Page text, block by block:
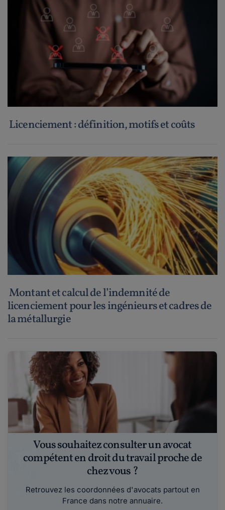
Licenciement : définition, motifs et coûts
Montant et calcul de l’indemnité de
licenciement pour les ingénieurs et cadres de
la métallurgie
Vous souhaitez consulter un avocat
compétent en droit du travail proche de
chez vous ?
Retrouvez les coordonnées d'avocats partout en
France dans notre annuaire.